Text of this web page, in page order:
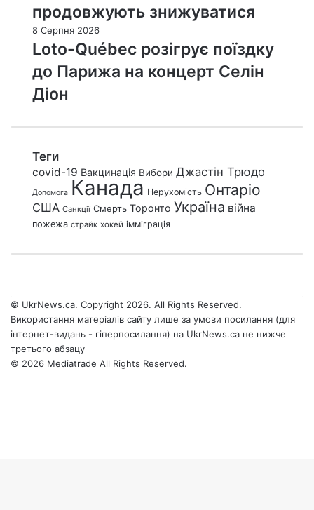
продовжують знижуватися
8 Серпня 2026
Loto-Québec розігрує поїздку
до Парижа на концерт Селін
Діон
Теги
covid-19 Вакцинація Вибори Джастін Трюдо
Допомога Канада Нерухомість Онтаріо
США Санкції Смерть Торонто Україна війна
пожежа страйк хокей імміграція
© UkrNews.ca. Copyright 2026. All Rights Reserved.
Використання матеріалів сайту лише за умови посилання (для
інтернет-видань - гіперпосилання) на UkrNews.ca не нижче
третього абзацу
© 2026 Mediatrade All Rights Reserved.